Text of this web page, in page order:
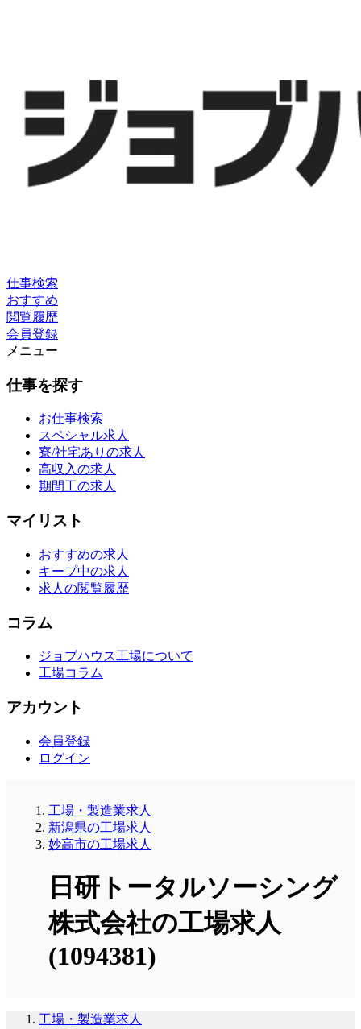
仕事検索
おすすめ
閲覧履歴
会員登録
メニュー
仕事を探す
お仕事検索
スペシャル求人
寮/社宅ありの求人
高収入の求人
期間工の求人
マイリスト
おすすめの求人
キープ中の求人
求人の閲覧履歴
コラム
ジョブハウス工場について
工場コラム
アカウント
会員登録
ログイン
工場・製造業求人
新潟県の工場求人
妙高市の工場求人
日研トータルソーシング
株式会社の工場求人
(1094381)
工場・製造業求人